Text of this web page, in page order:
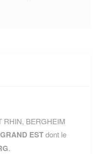
RHIN, BERGHEIM
GRAND ESTdont le
.